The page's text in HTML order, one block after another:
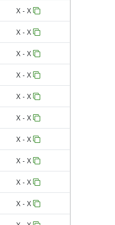
X - X
X - X
X - X
X - X
X - X
X - X
X - X
X - X
X - X
X - X